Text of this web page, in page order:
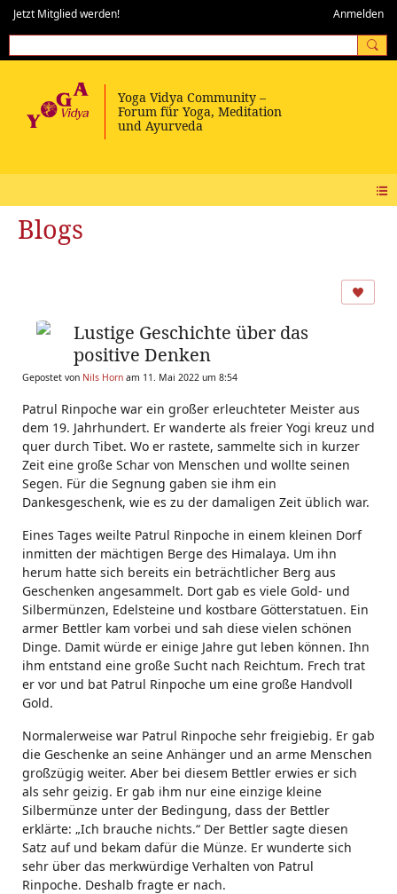
Jetzt Mitglied werden! Anmelden
Blogs
Lustige Geschichte über das
positive Denken
Gepostet von Nils Horn am 11. Mai 2022 um 8:54
Patrul Rinpoche war ein großer erleuchteter Meister aus
dem 19. Jahrhundert. Er wanderte als freier Yogi kreuz und
quer durch Tibet. Wo er rastete, sammelte sich in kurzer
Zeit eine große Schar von Menschen und wollte seinen
Segen. Für die Segnung gaben sie ihm ein
Dankesgeschenk, wie es zu der damaligen Zeit üblich war.
Eines Tages weilte Patrul Rinpoche in einem kleinen Dorf
inmitten der mächtigen Berge des Himalaya. Um ihn
herum hatte sich bereits ein beträchtlicher Berg aus
Geschenken angesammelt. Dort gab es viele Gold- und
Silbermünzen, Edelsteine und kostbare Götterstatuen. Ein
armer Bettler kam vorbei und sah diese vielen schönen
Dinge. Damit würde er einige Jahre gut leben können. Ihn
ihm entstand eine große Sucht nach Reichtum. Frech trat
er vor und bat Patrul Rinpoche um eine große Handvoll
Gold.
Normalerweise war Patrul Rinpoche sehr freigiebig. Er gab
die Geschenke an seine Anhänger und an arme Menschen
großzügig weiter. Aber bei diesem Bettler erwies er sich
als sehr geizig. Er gab ihm nur eine einzige kleine
Silbermünze unter der Bedingung, dass der Bettler
erklärte: „Ich brauche nichts.“ Der Bettler sagte diesen
Satz auf und bekam dafür die Münze. Er wunderte sich
sehr über das merkwürdige Verhalten von Patrul
Rinpoche. Deshalb fragte er nach.